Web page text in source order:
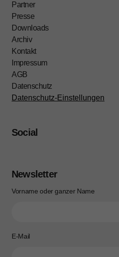
Partner
Presse
Downloads
Archiv
Kontakt
Impressum
AGB
Datenschutz
Datenschutz-Einstellungen
Social
Newsletter
Vorname oder ganzer Name
E-Mail